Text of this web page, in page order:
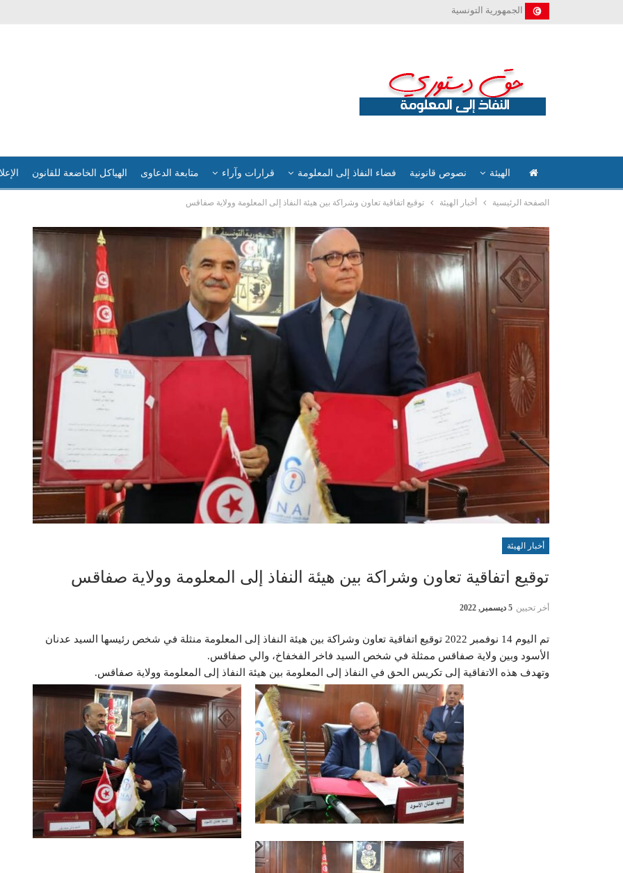
الجمهورية التونسية
الهيئة نصوص قانونية فضاء النفاذ إلى المعلومة قرارات وآراء متابعة الدعاوى الهياكل الخاضعة للقانون
الصفحة الرئيسية أخبار الهيئة توقيع اتفاقية تعاون وشراكة بين هيئة النفاذ إلى المعلومة وولاية صفاقس
أخبار الهيئة
توقيع اتفاقية تعاون وشراكة بين هيئة النفاذ إلى المعلومة وولاية صفاقس
أخر تحيين 5 ديسمبر, 2022
تم اليوم 14 نوفمبر 2022 توقيع اتفاقية تعاون وشراكة بين هيئة النفاذ إلى المعلومة منثلة في شخص رئيسها السيد عدنان
الأسود وبين ولاية صفاقس ممثلة في شخص السيد فاخر الفخفاخ، والي صفاقس.
وتهدف هذه الاتفاقية إلى تكريس الحق في النفاذ إلى المعلومة بين هيئة النفاذ إلى المعلومة وولاية صفاقس.